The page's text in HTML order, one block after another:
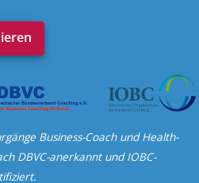
Business-Coach und Health-
DBVC-anerkannt und IOBC-